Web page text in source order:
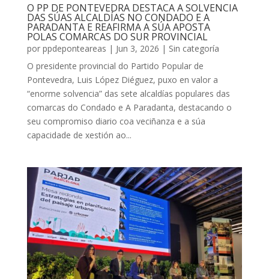
O PP DE PONTEVEDRA DESTACA A SOLVENCIA
DAS SÚAS ALCALDÍAS NO CONDADO E A
PARADANTA E REAFIRMA A SÚA APOSTA
POLAS COMARCAS DO SUR PROVINCIAL
por ppdeponteareas | Jun 3, 2026 | Sin categoría
O presidente provincial do Partido Popular de
Pontevedra, Luis López Diéguez, puxo en valor a
“enorme solvencia” das sete alcaldías populares das
comarcas do Condado e A Paradanta, destacando o
seu compromiso diario coa veciñanza e a súa
capacidade de xestión ao...